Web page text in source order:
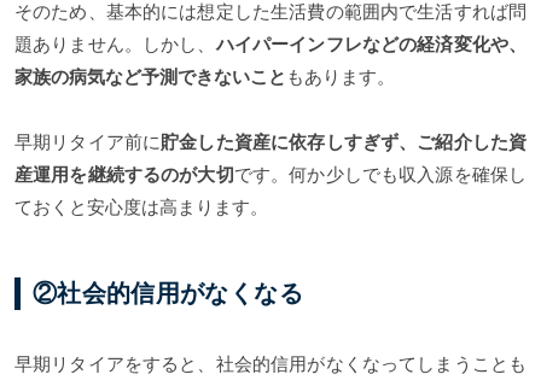
そのため、基本的には想定した生活費の範囲内で生活すれば問
題ありません。しかし、ハイパーインフレなどの経済変化や、
家族の病気など予測できないこと もあります。
早期リタイア前に貯金した資産に依存しすぎず、ご紹介した資
産運用を継続するのが大切です。何か少しでも収入源を確保し
ておくと安心度は高まります。
②社会的信用がなくなる
早期リタイアをすると、社会的信用がなくなってしまうことも